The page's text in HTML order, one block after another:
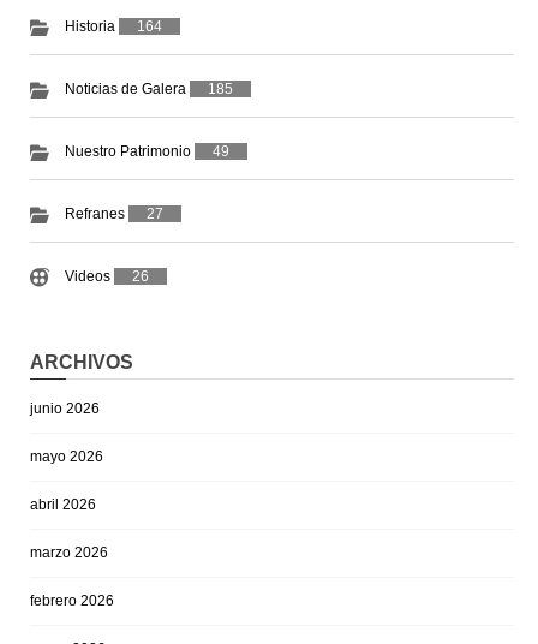
Historia 164
Noticias de Galera 185
Nuestro Patrimonio 49
Refranes 27
Videos 26
ARCHIVOS
junio 2026
mayo 2026
abril 2026
marzo 2026
febrero 2026